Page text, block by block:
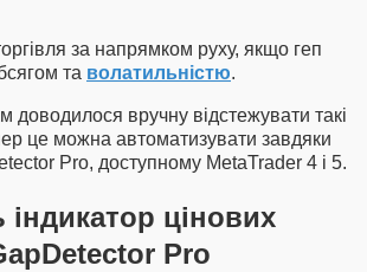
за напрямком руху, якщо геп
та волатильністю.
доводилося вручну відстежувати такі
це можна автоматизувати завдяки
Pro, доступному MetaTrader 4 і 5.
цінових
Pro